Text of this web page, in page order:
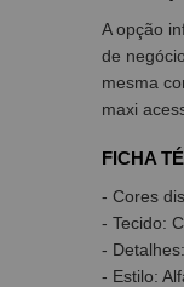
A opção
de
mesma
maxi
FICHA
- Cores
- Tecido:
-
- Estilo: